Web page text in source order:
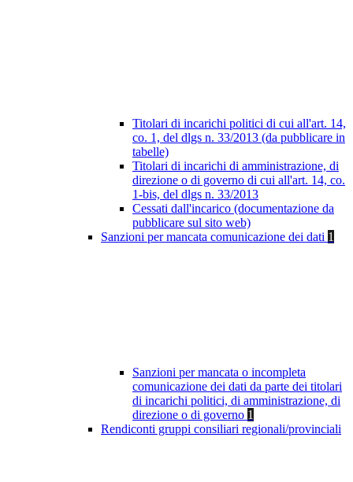
Titolari di incarichi politici di cui all'art. 14,
co. 1, del dlgs n. 33/2013 (da pubblicare in
tabelle)
Titolari di incarichi di amministrazione, di
direzione o di governo di cui all'art. 14, co.
1-bis, del dlgs n. 33/2013
Cessati dall'incarico (documentazione da
pubblicare sul sito web)
Sanzioni per mancata comunicazione dei dati 1
Sanzioni per mancata o incompleta
comunicazione dei dati da parte dei titolari
di incarichi politici, di amministrazione, di
direzione o di governo 1
Rendiconti gruppi consiliari regionali/provinciali